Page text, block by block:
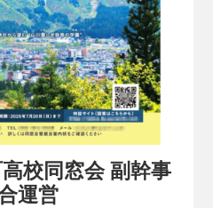
校同窓会 副幹事
運営